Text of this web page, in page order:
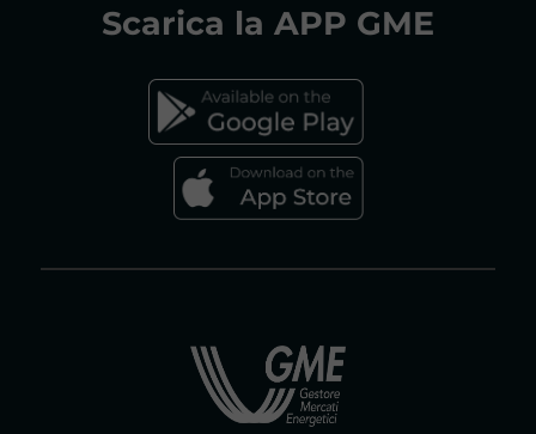
FAQs MERCATO ELETTRICO
Scarica la APP GME